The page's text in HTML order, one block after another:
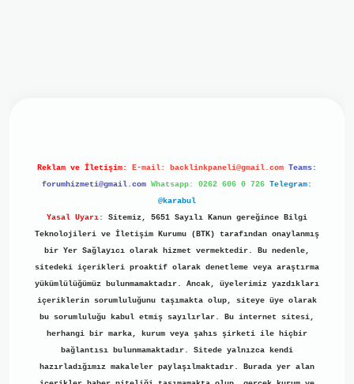
Reklam ve İletişim: E-mail: backlinkpaneli@gmail.com Teams:
forumhizmeti@gmail.com Whatsapp: 0262 606 0 726 Telegram:
@karabul
Yasal Uyarı:
Sitemiz, 5651 Sayılı Kanun gereğince Bilgi
Teknolojileri ve İletişim Kurumu (BTK) tarafından onaylanmış
bir Yer Sağlayıcı olarak hizmet vermektedir. Bu nedenle,
sitedeki içerikleri proaktif olarak denetleme veya araştırma
yükümlülüğümüz bulunmamaktadır. Ancak, üyelerimiz yazdıkları
içeriklerin sorumluluğunu taşımakta olup, siteye üye olarak
bu sorumluluğu kabul etmiş sayılırlar. Bu internet sitesi,
herhangi bir marka, kurum veya şahıs şirketi ile hiçbir
bağlantısı bulunmamaktadır. Sitede yalnızca kendi
hazırladığımız makaleler paylaşılmaktadır. Burada yer alan